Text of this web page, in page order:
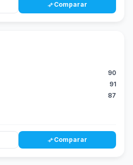
compare_arrowsComparar
90
91
87
compare_arrowsComparar